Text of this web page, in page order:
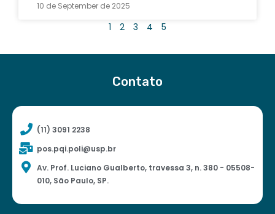
10 de September de 2025
1 2 3 4 5
Contato
(11) 3091 2238
pos.pqi.poli@usp.br
Av. Prof. Luciano Gualberto, travessa 3, n. 380 - 05508-
010, São Paulo, SP.